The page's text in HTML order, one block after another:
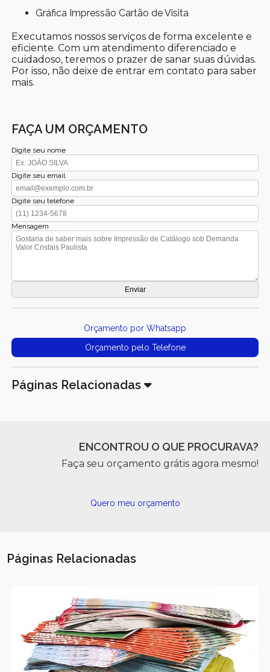
Gráfica Impressão Cartão de Visita
Executamos nossos serviços de forma excelente e
eficiente. Com um atendimento diferenciado e
cuidadoso, teremos o prazer de sanar suas dúvidas.
Por isso, não deixe de entrar em contato para saber
mais.
FAÇA UM ORÇAMENTO
Digite seu nome
Digite seu email
Digite seu telefone
Mensagem
Orçamento por Whatsapp
Orçamento pelo Telefone
Páginas Relacionadas
ENCONTROU O QUE PROCURAVA?
Faça seu orçamento grátis agora mesmo!
Quero meu orçamento
Páginas Relacionadas